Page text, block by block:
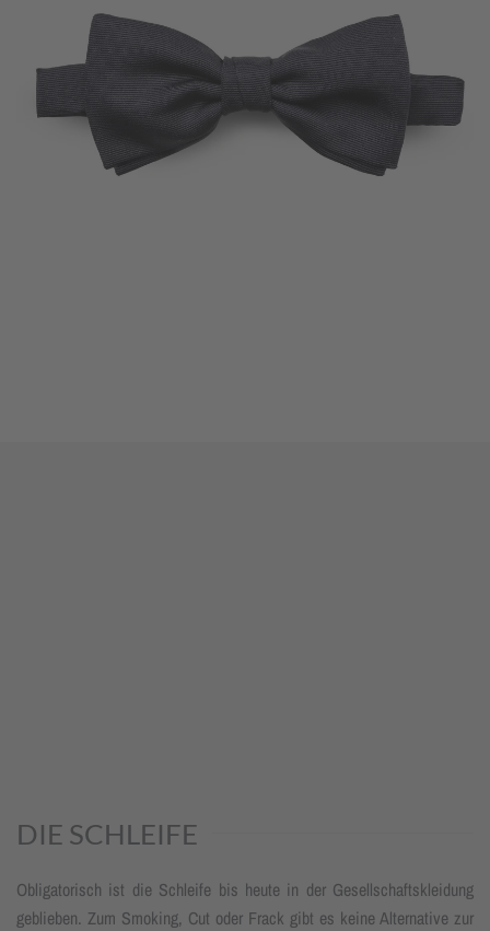
DIE SCHLEIFE
Obligatorisch ist die Schleife bis heute in der Gesell­schafts­klei­dung
geblieben. Zum Smoking, Cut oder Frack gibt es keine Alter­native zur